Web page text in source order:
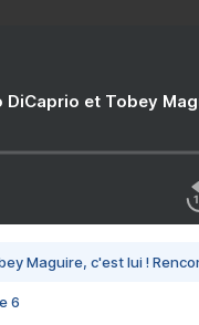
DiCaprio et Tobey
Maguire, c'est lui !
6